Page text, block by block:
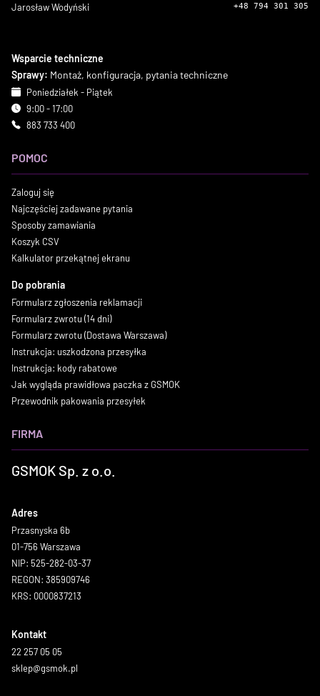
Jarosław Wodyński +48 794 301 305
Wsparcie techniczne
Sprawy: Montaż, konfiguracja, pytania techniczne
Poniedziałek - Piątek
9:00 - 17:00
883 733 400
POMOC
Zaloguj się
Najczęściej zadawane pytania
Sposoby zamawiania
Koszyk CSV
Kalkulator przekątnej ekranu
Do pobrania
Formularz zgłoszenia reklamacji
Formularz zwrotu (14 dni)
Formularz zwrotu (Dostawa Warszawa)
Instrukcja: uszkodzona przesyłka
Instrukcja: kody rabatowe
Jak wygląda prawidłowa paczka z GSMOK
Przewodnik pakowania przesyłek
FIRMA
GSMOK Sp. z o.o.
Adres
Przasnyska 6b
01-756 Warszawa
NIP: 525-282-03-37
REGON: 385909746
KRS: 0000837213
Kontakt
22 257 05 05
sklep@gsmok.pl